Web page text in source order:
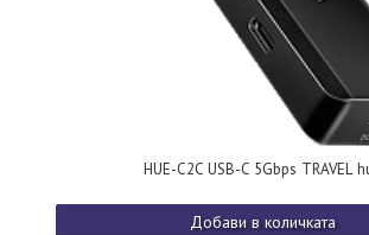
HUE-C2C USB-C 5Gbps TRAVEL
Добави в количката